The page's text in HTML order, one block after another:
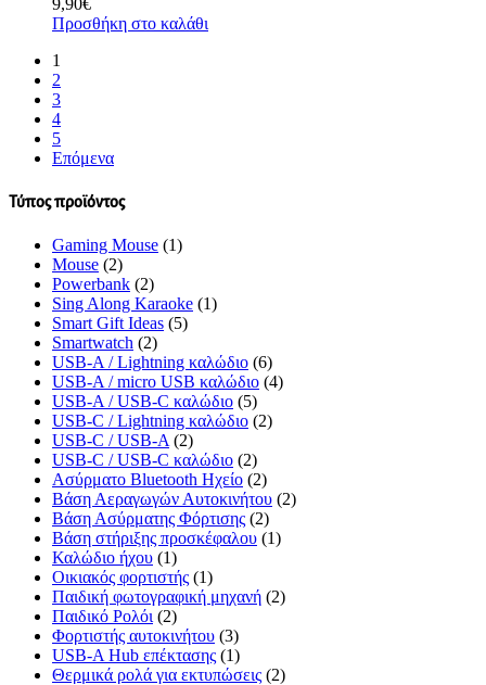
9,90€
Προσθήκη στο καλάθι
1
2
3
4
5
Επόμενα
Τύπος προϊόντος
Gaming Mouse (1)
Mouse (2)
Powerbank (2)
Sing Along Karaoke (1)
Smart Gift Ideas (5)
Smartwatch (2)
USB-A / Lightning καλώδιο (6)
USB-A / micro USB καλώδιο (4)
USB-A / USB-C καλώδιο (5)
USB-C / Lightning καλώδιο (2)
USB-C / USB-A (2)
USB-C / USB-C καλώδιο (2)
Ασύρματο Bluetooth Ηχείο (2)
Βάση Αεραγωγών Αυτοκινήτου (2)
Βάση Ασύρματης Φόρτισης (2)
Βάση στήριξης προσκέφαλου (1)
Καλώδιο ήχου (1)
Οικιακός φορτιστής (1)
Παιδική φωτογραφική μηχανή (2)
Παιδικό Ρολόι (2)
Φορτιστής αυτοκινήτου (3)
USB-A Hub επέκτασης (1)
Θερμικά ρολά για εκτυπώσεις (2)